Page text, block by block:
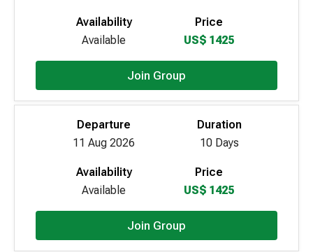
Availability
Available
Price
US$ 1425
Join Group
Departure
11 Aug 2026
Duration
10 Days
Availability
Available
Price
US$ 1425
Join Group